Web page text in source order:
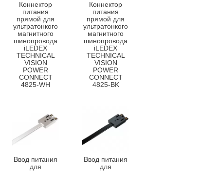
Коннектор
питания
прямой для
ультратонкого
магнитного
шинопровода
iLEDEX
TECHNICAL
VISION
POWER
CONNECT
4825-WH
Коннектор
питания
прямой для
ультратонкого
магнитного
шинопровода
iLEDEX
TECHNICAL
VISION
POWER
CONNECT
4825-BK
Ввод питания
для
Ввод питания
для